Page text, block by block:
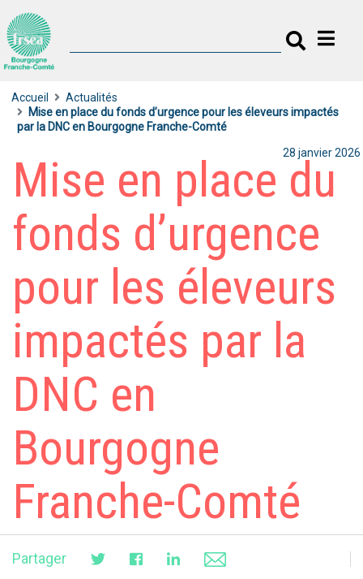
Accueil
Actualités
Mise en place du fonds d’urgence pour les éleveurs impactés
par la DNC en Bourgogne Franche-Comté
Mise en place du
fonds d’urgence
pour les éleveurs
impactés par la
DNC en
Bourgogne
Franche-Comté
28 janvier 2026
Partager